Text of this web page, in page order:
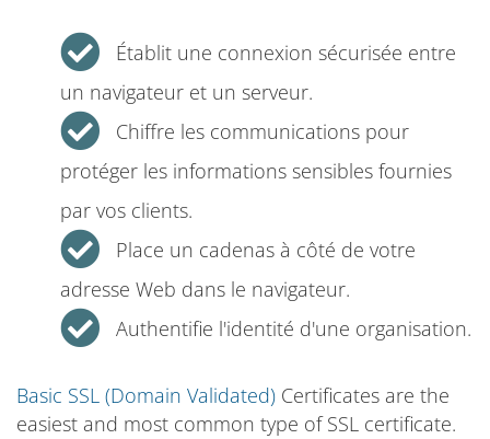
Établit une connexion sécurisée entre
un navigateur et un serveur.
Chiffre les communications pour
protéger les informations sensibles fournies
par vos clients.
Place un cadenas à côté de votre
adresse Web dans le navigateur.
Authentifie l'identité d'une organisation.
Basic SSL (Domain Validated) Certificates are the
easiest and most common type of SSL certificate.